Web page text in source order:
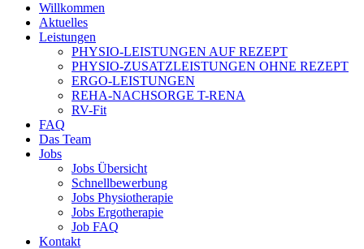
Willkommen
Aktuelles
Leistungen
PHYSIO-LEISTUNGEN AUF REZEPT
PHYSIO-ZUSATZLEISTUNGEN OHNE REZEPT
ERGO-LEISTUNGEN
REHA-NACHSORGE T-RENA
RV-Fit
FAQ
Das Team
Jobs
Jobs Übersicht
Schnellbewerbung
Jobs Physiotherapie
Jobs Ergotherapie
Job FAQ
Kontakt